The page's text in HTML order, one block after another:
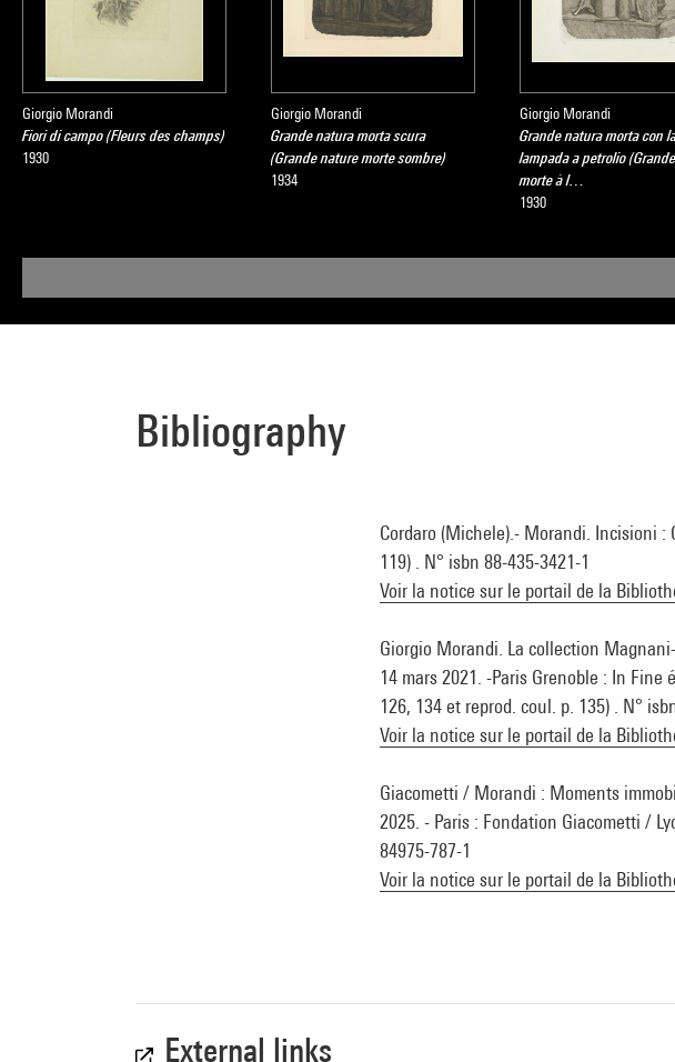
Giorgio Morandi
Fiori di campo (Fleurs des champs)
1930
Giorgio Morandi
Grande natura morta scura
(Grande nature morte sombre)
1934
Giorgio Morandi
Grande natura morta con
lampada a petrolio
morte à l…
1930
Bibliography
Cordaro (Michele).- Morandi. Incisioni :
119) . N° isbn 88-435-3421-1
Voir la notice sur le portail de la
Giorgio Morandi. La collection
14 mars 2021. -Paris Grenoble : In
126, 134 et reprod. coul. p. 135) . N°
Voir la notice sur le portail de la
Giacometti / Morandi : Moments
2025. - Paris : Fondation Giacometti /
84975-787-1
Voir la notice sur le portail de la
External links